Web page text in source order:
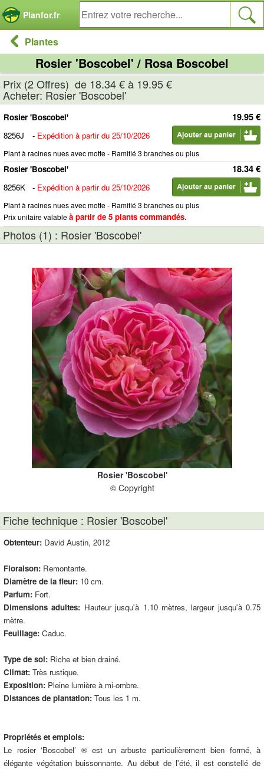
Planfor.fr
Plantes
Rosier 'Boscobel' / Rosa Boscobel
Prix (2 Offres) de 18.34 € à 19.95 €
Acheter: Rosier 'Boscobel'
19.95 €
Rosier 'Boscobel'
8256J
- Expédition à partir du 25/10/2026
Plant à racines nues avec motte - Ramifié 3 branches ou plus
18.34 €
Rosier 'Boscobel'
8256K
- Expédition à partir du 25/10/2026
Plant à racines nues avec motte - Ramifié 3 branches ou plus
Prix unitaire valableà partir de 5 plants commandés.
Photos (1) : Rosier 'Boscobel'
Rosier 'Boscobel'
© Copyright
Fiche technique : Rosier 'Boscobel'
Obtenteur: David Austin, 2012
Floraison: Remontante.
Diamètre de la fleur: 10 cm.
Parfum: Fort.
Dimensions adultes: Hauteur jusqu'à 1.10 mètres, largeur jusqu'à 0.75
mètre.
Feuillage: Caduc.
Type de sol: Riche et bien drainé.
Climat: Très rustique.
Exposition: Pleine lumière à mi-ombre.
Distances de plantation: Tous les 1 m.
Propriétés et emplois:
Le rosier ‘Boscobel’ ® est un arbuste particulièrement bien formé, à
élégante végétation buissonnante. Au début de l'été, il est constellé de
Panneau de gestion des cookies